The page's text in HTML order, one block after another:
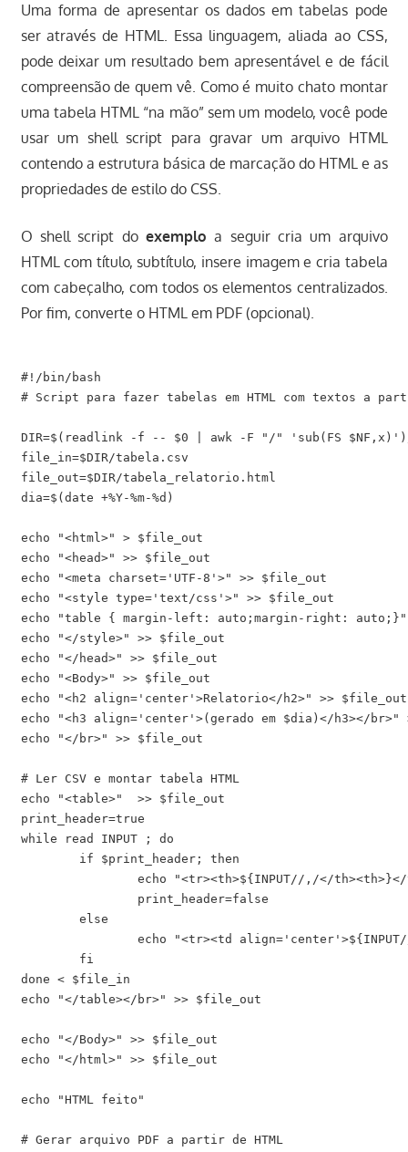
Uma forma de apresentar os dados em tabelas pode
ser através de HTML. Essa linguagem, aliada ao CSS,
pode deixar um resultado bem apresentável e de fácil
compreensão de quem vê. Como é muito chato montar
uma tabela HTML “na mão” sem um modelo, você pode
usar um shell script para gravar um arquivo HTML
contendo a estrutura básica de marcação do HTML e as
propriedades de estilo do CSS.
O shell script do exemplo a seguir cria um arquivo
HTML com título, subtítulo, insere imagem e cria tabela
com cabeçalho, com todos os elementos centralizados.
Por fim, converte o HTML em PDF (opcional).
#!/bin/bash
# Script para fazer tabelas em HTML com textos a
DIR=$(readlink -f -- $0 | awk -F "/" 'sub(FS $NF,x)')/
file_in=$DIR/tabela.csv
file_out=$DIR/tabela_relatorio.html
dia=$(date +%Y-%m-%d)
echo "<html>" > $file_out
echo "<head>" >> $file_out
echo "<meta charset='UTF-8'>" >> $file_out
echo "<style type='text/css'>" >> $file_out
echo "table { margin-left: auto;margin-right:
echo "</style>" >> $file_out
echo "</head>" >> $file_out
echo "<Body>" >> $file_out
echo "<h2 align='center'>Relatorio</h2>" >> $file_out
echo "<h3 align='center'>(gerado em $dia)</h3></
echo "</br>" >> $file_out
# Ler CSV e montar tabela HTML
echo "<table>"  >> $file_out
print_header=true
while read INPUT ; do
done < $file_in
echo "</table></br>" >> $file_out
echo "</Body>" >> $file_out
echo "</html>" >> $file_out
echo "HTML feito"
# Gerar arquivo PDF a partir de HTML